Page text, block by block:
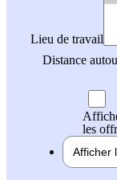
Lieu de travail
Distance
les
Afficher